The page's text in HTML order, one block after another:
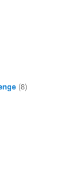
(8)